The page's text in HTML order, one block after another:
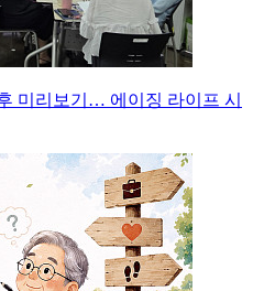
미리보기… 에이징 라이프 시